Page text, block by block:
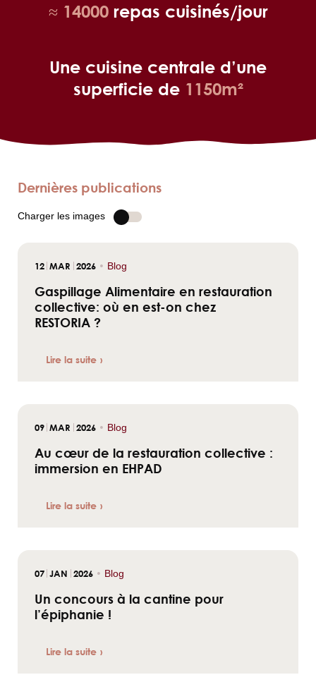
≈ 14000repas cuisinés/jour
Une cuisine centrale d’une
superficie de 1150m²
Dernières publications
Charger les images
12 MAR 2026• Blog
Gaspillage Alimentaire en restauration
collective: où en est-on chez
RESTORIA ?
Lire la suite
09 MAR 2026• Blog
Au cœur de la restauration collective :
immersion en EHPAD
Lire la suite
07 JAN 2026• Blog
Un concours à la cantine pour
l’épiphanie !
Lire la suite